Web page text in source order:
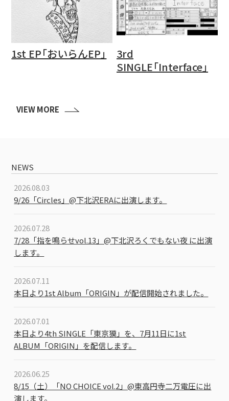
1st EP「おいらんEP」
3rd
SINGLE「Interface」
VIEW MORE
NEWS
2026.08.03
9/26「Circles」@下北沢ERAに出演します。
2026.07.28
7/28「指を鳴らせvol.13」@下北沢ろくでもない夜 に出演
します。
2026.07.11
本日より1st Album「ORIGIN」が配信開始されました。
2026.07.01
本日より4th SINGLE「東京獏」を、7月11日に1st
ALBUM「ORIGIN」を配信します。
2026.06.25
8/15（土）「NO CHOICE vol.2」@東高円寺二万電圧に出
演します。